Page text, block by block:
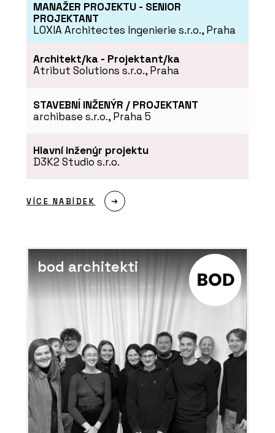
PRODUKTY
Tvrzený kámen Calacatta
Olympos - TechniStone
PRODUKTY
Tvrzený Kámen Morning
PRODUKTY
Tvrzený Kámen Noble
TechniStone
PRODUKTY
MANAŽER PROJEKTU - SENIOR
PROJEKTANT
LOXIA Architectes Ingenierie s.r.o., Praha
Architekt/ka - Projektant/ka
Atribut Solutions s.r.o., Praha
STAVEBNÍ INŽENÝR / PROJEKTANT
archibase s.r.o., Praha 5
Hlavní inženýr projektu
D3K2 Studio s.r.o.
VÍCE NABÍDEK
bod architekti